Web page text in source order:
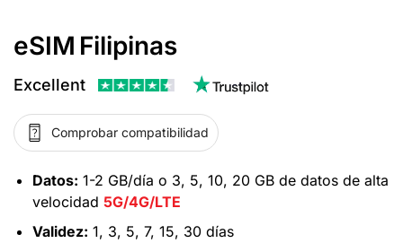
eSIM Filipinas
Excellent
Comprobar compatibilidad
Datos: 1-2 GB/día o 3, 5, 10, 20 GB de datos de alta
velocidad 5G/4G/LTE
Validez: 1, 3, 5, 7, 15, 30 días